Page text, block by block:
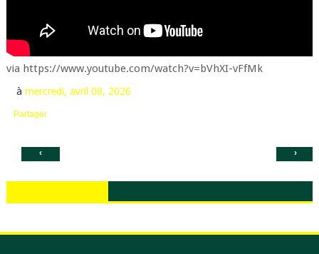
via https://www.youtube.com/watch?v=bVhXI-vFfMk
àmercredi, avril 08, 2026
Partager
‹ ›